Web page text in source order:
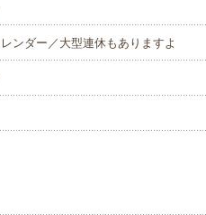
ンダー／大型連休もありますよ